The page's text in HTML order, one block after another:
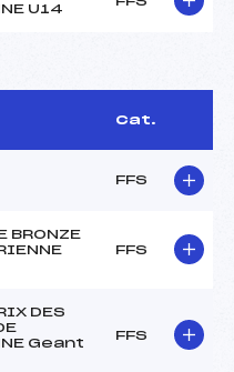
U14
Cat.
FFS
BRONZE
FFS
DES
Geant
FFS